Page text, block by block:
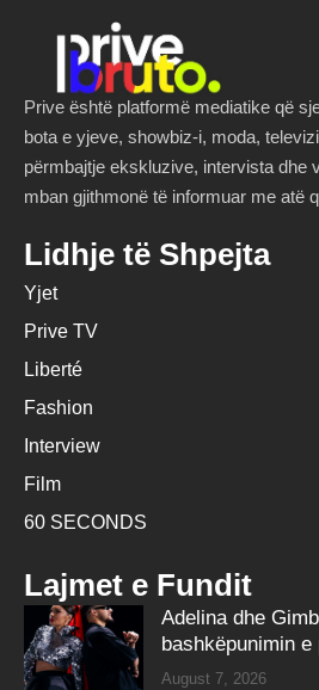
Prive është platformë mediatike që
bota e yjeve, showbiz-i, moda,
përmbajtje ekskluzive, intervista dhe
mban gjithmonë të informuar me atë
Lidhje të Shpejta
Yjet
Prive TV
Liberté
Fashion
Interview
Film
60 SECONDS
Lajmet e Fundit
Adelina dhe
bashkëpunimin e
August 7, 2026